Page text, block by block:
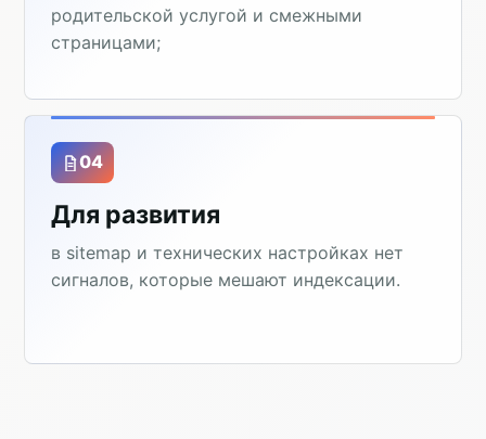
родительской услугой и смежными
страницами;
04
Для развития
в sitemap и технических настройках нет
сигналов, которые мешают индексации.